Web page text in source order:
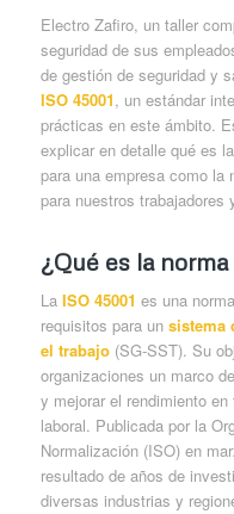
Electro Zafiro, un taller
seguridad de sus
de gestión de seguridad y
ISO 45001, un estándar
prácticas en este ámbito.
explicar en detalle qué es la
para una empresa como
para nuestros trabajadores
¿Qué es la
La ISO 45001 es una
requisitos para un sistema
el trabajo(SG-SST). Su
organizaciones un marco
y mejorar el rendimiento
laboral. Publicada por la
Normalización (ISO) en
resultado de años de
diversas industrias y